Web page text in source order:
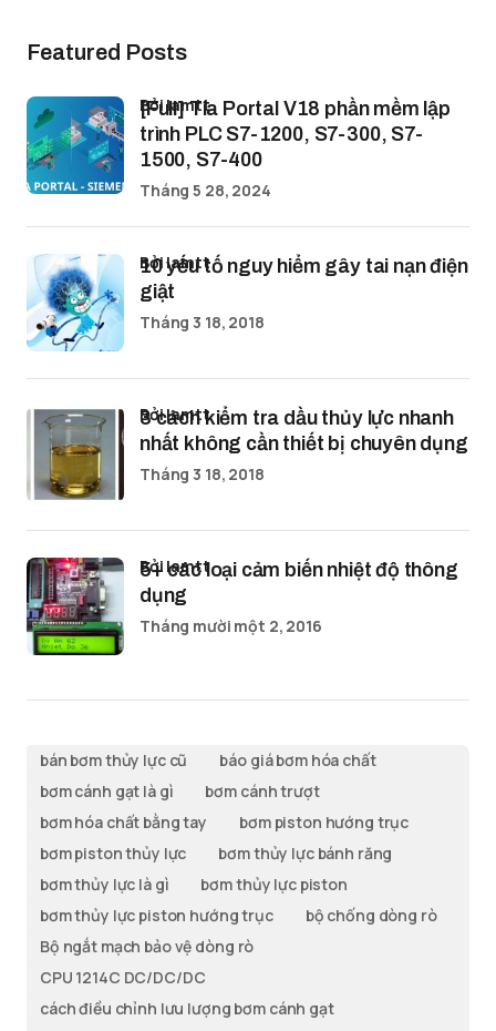
Featured Posts
[Full] Tia Portal V18 phần mềm lập
trình PLC S7-1200, S7-300, S7-
1500, S7-400
bởi lamtt
Tháng 5 28, 2024
10 yếu tố nguy hiểm gây tai nạn điện
giật
bởi lamtt
Tháng 3 18, 2018
3 cách kiểm tra dầu thủy lực nhanh
nhất không cần thiết bị chuyên dụng
bởi lamtt
Tháng 3 18, 2018
5+ các loại cảm biến nhiệt độ thông
dụng
bởi lamtt
Tháng mười một 2, 2016
bán bơm thủy lực cũ
báo giá bơm hóa chất
bơm cánh gạt là gì
bơm cánh trượt
bơm hóa chất bằng tay
bơm piston hướng trục
bơm piston thủy lực
bơm thủy lực bánh răng
bơm thủy lực là gì
bơm thủy lực piston
bơm thủy lực piston hướng trục
bộ chống dòng rò
Bộ ngắt mạch bảo vệ dòng rò
CPU 1214C DC/DC/DC
cách điều chỉnh lưu lượng bơm cánh gạt